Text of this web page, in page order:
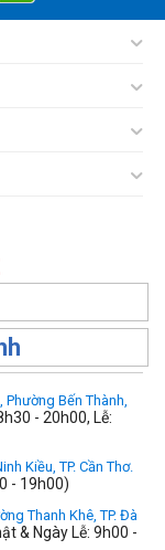
Bến Thành,
- 20h00, Lễ:
Kiều, TP. Cần Thơ.
- 19h00)
Thanh Khê, TP. Đà
& Ngày Lễ: 9h00 -